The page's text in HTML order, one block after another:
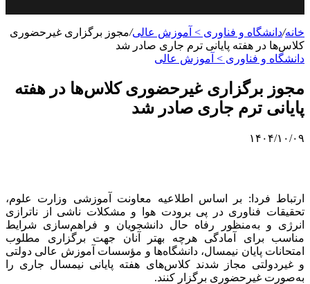
خانه/دانشگاه و فناوری > آموزش عالی/مجوز برگزاری غیرحضوری
کلاس‌ها در هفته پایانی ترم جاری صادر شد
دانشگاه و فناوری > آموزش عالی
مجوز برگزاری غیرحضوری کلاس‌ها در هفته
پایانی ترم جاری صادر شد
۱۴۰۴/۱۰/۰۹
ارتباط فردا: بر اساس اطلاعیه معاونت آموزشی وزارت علوم،
تحقیقات فناوری در پی برودت هوا و مشکلات ناشی از ناترازی
انرژی و به‌منظور رفاه حال دانشجویان و فراهم‌سازی شرایط
مناسب برای آمادگی هرچه بهتر آنان جهت برگزاری مطلوب
امتحانات پایان نیمسال، دانشگاه‌ها و مؤسسات آموزش عالی دولتی
و غیردولتی مجاز شدند کلاس‌های هفته پایانی نیمسال جاری را
به‌صورت غیرحضوری برگزار کنند.